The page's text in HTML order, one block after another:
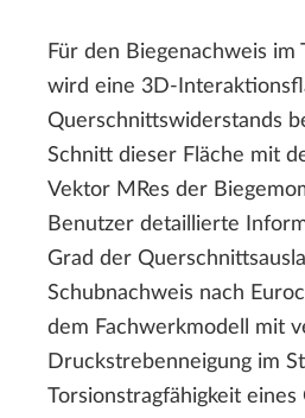
Für den Biegenachweis im
wird eine 3D-
Querschnittswiderstands
Schnitt dieser Fläche mit
Vektor MRes der
Benutzer detaillierte
Grad der
Schubnachweis nach
dem Fachwerkmodell mit
Druckstrebenneigung im
Torsionstragfähigkeit